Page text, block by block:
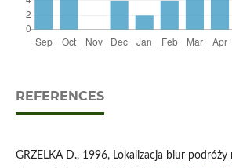
REFERENCES
GRZELKA D., 1996, Lokalizacja biur podróży